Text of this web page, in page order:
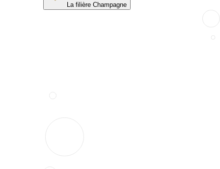
La filière Champagne